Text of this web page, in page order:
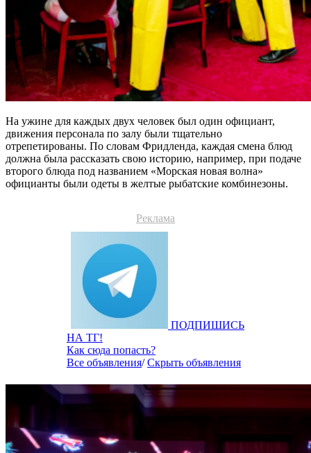
На ужине для каждых двух человек был один официант,
движения персонала по залу были тщательно
отрепетированы. По словам Фридленда, каждая смена блюд
должна была рассказать свою историю, например, при подаче
второго блюда под названием «Морская новая волна»
официанты были одеты в желтые рыбатские комбинезоны.
Реклама
ПОДПИШИСЬ
НА ТГ!
Как сюда попасть?
Все объявления/Скрыть объявления